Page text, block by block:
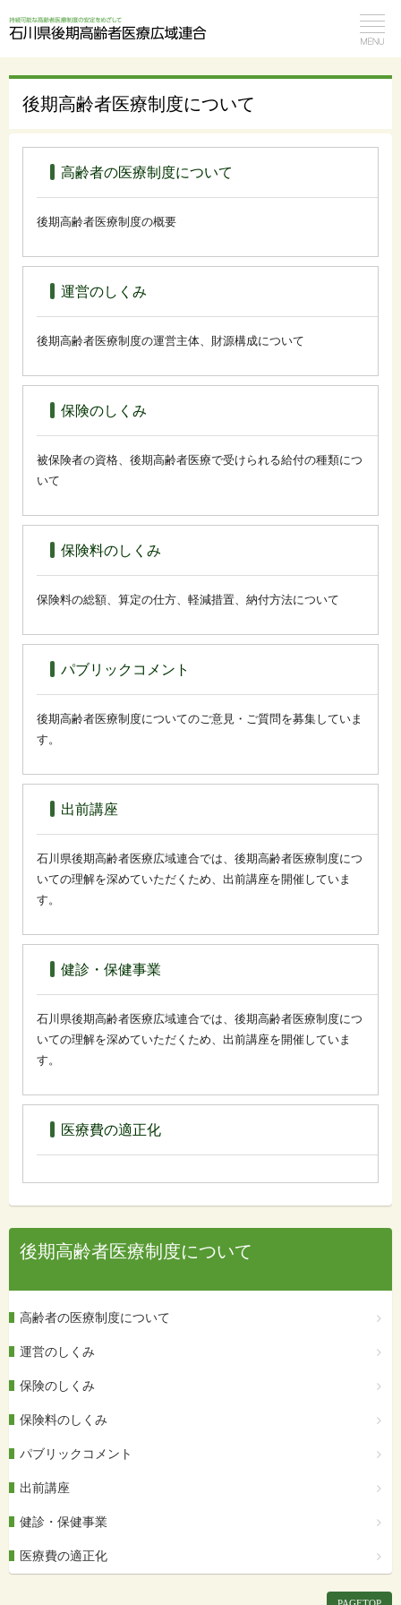
後期高齢者医療制度について
高齢者の医療制度について
後期高齢者医療制度の概要
運営のしくみ
後期高齢者医療制度の運営主体、財源構成について
保険のしくみ
被保険者の資格、後期高齢者医療で受けられる給付の種類につ
いて
保険料のしくみ
保険料の総額、算定の仕方、軽減措置、納付方法について
パブリックコメント
後期高齢者医療制度についてのご意見・ご質問を募集していま
す。
出前講座
石川県後期高齢者医療広域連合では、後期高齢者医療制度につ
いての理解を深めていただくため、出前講座を開催していま
す。
健診・保健事業
石川県後期高齢者医療広域連合では、後期高齢者医療制度につ
いての理解を深めていただくため、出前講座を開催していま
す。
医療費の適正化
後期高齢者医療制度について
高齢者の医療制度について
運営のしくみ
保険のしくみ
保険料のしくみ
パブリックコメント
出前講座
健診・保健事業
医療費の適正化